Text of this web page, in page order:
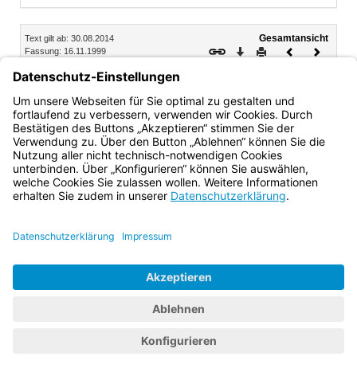
Inhalt
Text gilt ab: 30.08.2014
Fassung: 16.11.1999
Gesamtansicht
Download
DruckenVorheriges
§ 7 In-Kraft-Treten
Diese Verordnung tritt am 1. Januar 2000 in Kraft.
Bayern.de
BayernPortal
Datenschutz